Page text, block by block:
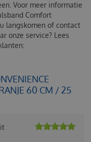
Voor meer informatie
Comfort
langskomen of contact
onze service? Lees
60 CM / 25